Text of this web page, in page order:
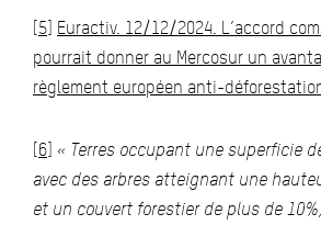
[5] Euractiv. 12/12/2024. L’accord
pourrait donner au Mercosur un
règlement européen anti-
[6] « Terres occupant une superficie
avec des arbres atteignant une
et un couvert forestier de plus de